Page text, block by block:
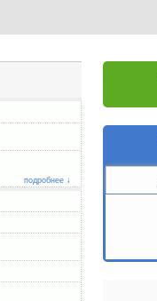
подробнее ↓